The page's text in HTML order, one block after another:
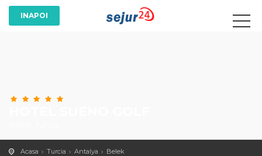
Acasa Turcia Antalya Belek